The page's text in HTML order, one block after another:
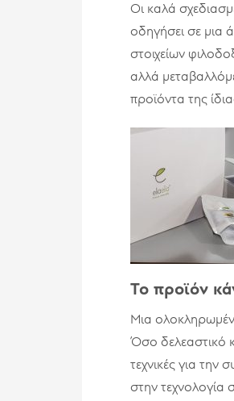
Οι καλά
οδηγήσει σε μια
στοιχείων
αλλά
προϊόντα της
Το προϊόν
Μια
Όσο δελεαστικό
τεχνικές για την
στην τεχνολογία